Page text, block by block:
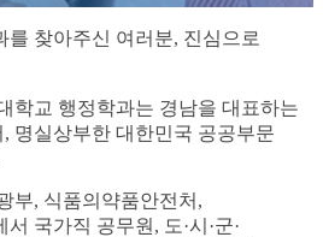
를 찾아주신 여러분, 진심으로
학교 행정학과는 경남을 대표하는
, 명실상부한 대한민국 공공부문
부, 식품의약품안전처,
국가직 공무원, 도·시·군·